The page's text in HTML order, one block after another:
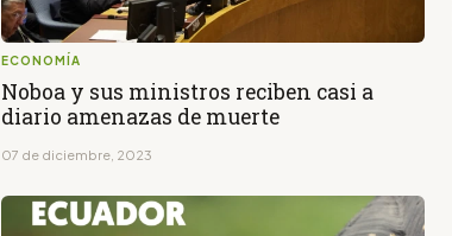
ECONOMÍA
Noboa y sus ministros reciben casi a
diario amenazas de muerte
07 de diciembre, 2023